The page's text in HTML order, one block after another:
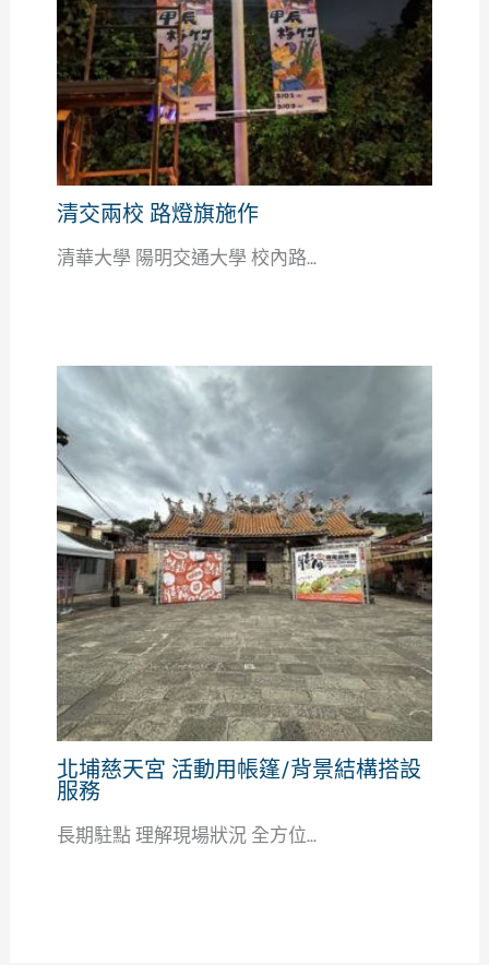
清交兩校 路燈旗施作
清華大學 陽明交通大學 校內路...
北埔慈天宮 活動用帳篷/背景結構搭設
服務
長期駐點 理解現場狀況 全方位...